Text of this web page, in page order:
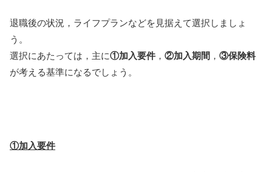
退職後の状況，ライフプランなどを見据えて選択しましょ
う。
選択にあたっては，主に①加入要件 ， ②加入期間 ， ③保険料
が考える基準になるでしょう。
①加入要件